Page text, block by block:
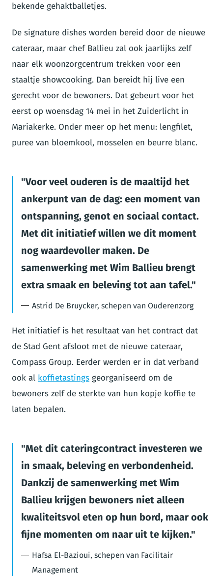
bekende gehaktballetjes.
De signature dishes worden bereid door de nieuwe
cateraar, maar chef Ballieu zal ook jaarlijks zelf
naar elk woonzorgcentrum trekken voor een
staaltje showcooking. Dan bereidt hij live een
gerecht voor de bewoners. Dat gebeurt voor het
eerst op woensdag 14 mei in het Zuiderlicht in
Mariakerke. Onder meer op het menu: lengfilet,
puree van bloemkool, mosselen en beurre blanc.
Voor veel ouderen is de maaltijd het
ankerpunt van de dag: een moment van
ontspanning, genot en sociaal contact.
Met dit initiatief willen we dit moment
nog waardevoller maken. De
samenwerking met Wim Ballieu brengt
extra smaak en beleving tot aan tafel.
Astrid De Bruycker, schepen van Ouderenzorg
Het initiatief is het resultaat van het contract dat
de Stad Gent afsloot met de nieuwe cateraar,
Compass Group. Eerder werden er in dat verband
ook al koffietastings georganiseerd om de
bewoners zelf de sterkte van hun kopje koffie te
laten bepalen.
Met dit cateringcontract investeren we
in smaak, beleving en verbondenheid.
Dankzij de samenwerking met Wim
Ballieu krijgen bewoners niet alleen
kwaliteitsvol eten op hun bord, maar ook
fijne momenten om naar uit te kijken.
Hafsa El-Bazioui, schepen van Facilitair
Management